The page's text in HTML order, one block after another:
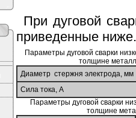
При дуговой
приведенные ниже.
Параметры дуговой сварки
толщине
Диаметр стержня электрода, мм
Сила тока, А
Параметры дуговой сварки
толщине